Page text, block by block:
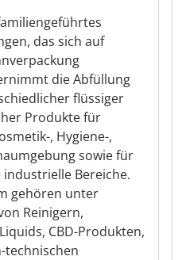
das sich auf
die Abfüllung
flüssiger
Produkte für
, Hygiene-,
sowie für
Bereiche.
gehören unter
Reinigern,
CBD-Produkten,
technischen